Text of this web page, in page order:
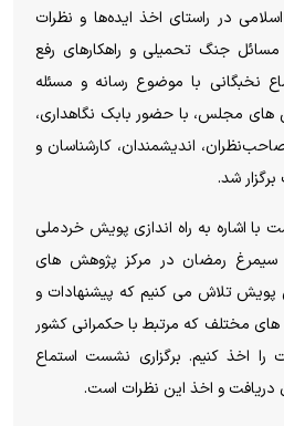
در راستای اخذ ایده‌ها و نظرات
جنگ تحمیلی و راهکارهای رفع
نخبگانی با موضوع رسانه و مسئله
مجلس، با حضور بابک نگاهداری،
اندیشمندان، کارشناسان و
برگزار شد.
با اشاره به راه اندازی پویش خردملی
سیمرغ رمضان در مرکز پژوهش های
تلاش می کنیم که پیشنهادات و
مختلف که مرتبط با حکمرانی کشور
اخذ کنیم. برگزاری نشست استماع
دریافت و اخذ این نظرات است.